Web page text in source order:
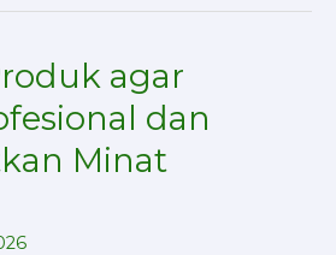
agar
dan
Minat